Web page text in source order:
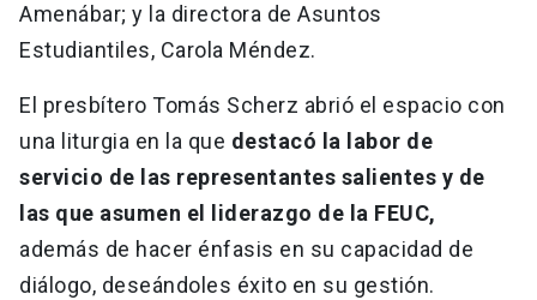
Amenábar; y la directora de Asuntos
Estudiantiles, Carola Méndez.
El presbítero Tomás Scherz abrió el espacio con
una liturgia en la que destacó la labor de
servicio de las representantes salientes y de
las que asumen el liderazgo de la FEUC,
además de hacer énfasis en su capacidad de
diálogo, deseándoles éxito en su gestión.